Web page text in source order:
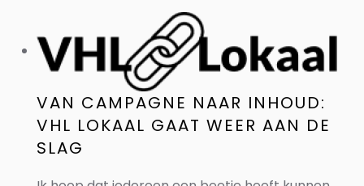
VAN CAMPAGNE NAAR INHOUD:
VHL LOKAAL GAAT WEER AAN DE
SLAG